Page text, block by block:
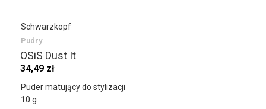
Schwarzkopf
Pudry
OSiS Dust It
34,49 zł
Puder matujący do stylizacji
10 g